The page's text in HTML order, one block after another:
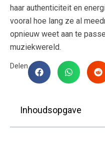
haar authenticiteit en
vooral hoe lang ze al
opnieuw weet aan te
muziekwereld.
Delen
Inhoudsopgave